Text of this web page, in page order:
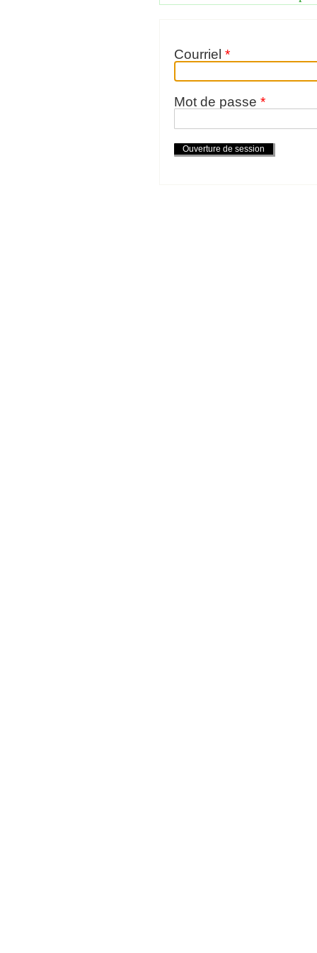
Courriel *
Mot de passe *
Actions